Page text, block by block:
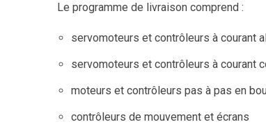
Le programme de livraison comprend :
servomoteurs et contrôleurs à courant
servomoteurs et contrôleurs à courant
moteurs et contrôleurs pas à pas en
contrôleurs de mouvement et écrans